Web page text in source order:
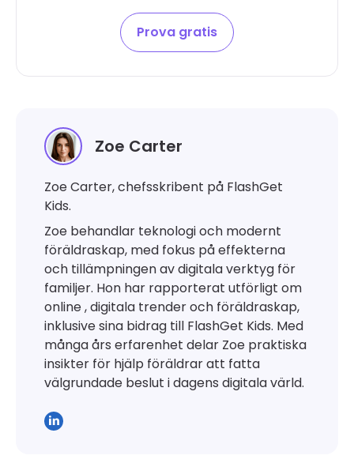
Prova gratis
Zoe Carter
Zoe Carter, chefsskribent på FlashGet
Kids.
Zoe behandlar teknologi och modernt
föräldraskap, med fokus på effekterna
och tillämpningen av digitala verktyg för
familjer. Hon har rapporterat utförligt om
online , digitala trender och föräldraskap,
inklusive sina bidrag till FlashGet Kids. Med
många års erfarenhet delar Zoe praktiska
insikter för hjälp föräldrar att fatta
välgrundade beslut i dagens digitala värld.